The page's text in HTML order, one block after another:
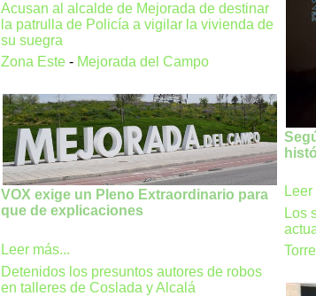
Acusan al alcalde de Mejorada de destinar
la patrulla de Policía a vigilar la vivienda de
su suegra
Zona Este - Mejorada del Campo
VOX exige un Pleno Extraordinario para
que de explicaciones
Leer más...
Detenidos los presuntos autores de robos
en talleres de Coslada y Alcalá
Leer
Los